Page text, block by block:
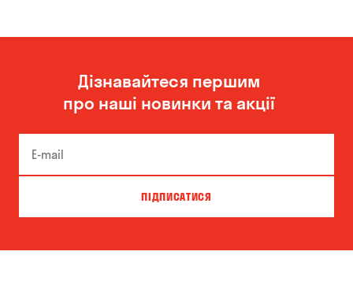
Дізнавайтеся першим
про наші новинки та акції
ПІДПИСАТИСЯ